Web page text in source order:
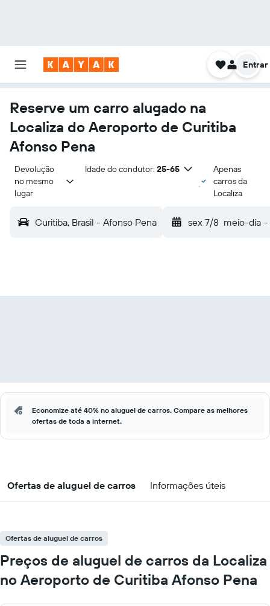
Entrar
Reserve um carro alugado na
Localiza do Aeroporto de Curitiba
Afonso Pena
Devolução
no mesmo
lugar
Idade do condutor: 25-65
Apenas
carros da
Localiza
Curitiba, Brasil - Afonso Pena sex 7/8 meio-dia -
Economize até 40% no aluguel de carros. Compare as melhores
ofertas de toda a internet.
Ofertas de aluguel de carros Informações úteis
Ofertas de aluguel de carros
Preços de aluguel de carros da Localiza
no Aeroporto de Curitiba Afonso Pena